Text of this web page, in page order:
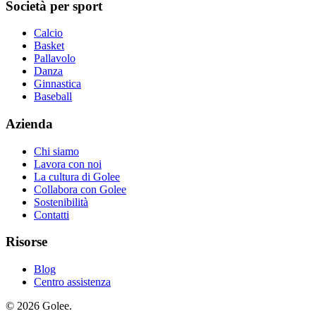
Società per sport
Calcio
Basket
Pallavolo
Danza
Ginnastica
Baseball
Azienda
Chi siamo
Lavora con noi
La cultura di Golee
Collabora con Golee
Sostenibilità
Contatti
Risorse
Blog
Centro assistenza
© 2026 Golee.